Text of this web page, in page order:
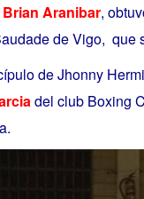
Brian Aranibar,
de Vigo, que
de Jhonny
del club Boxing